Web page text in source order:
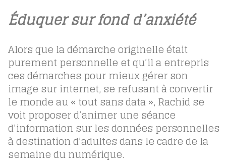
Éduquer sur fond d’anxiété
Alors que la démarche originelle était
purement personnelle et qu’il a entrepris
ces démarches pour mieux gérer son
image sur internet, se refusant à convertir
le monde au « tout sans data », Rachid se
voit proposer d’animer une séance
d’information sur les données personnelles
à destination d’adultes dans le cadre de la
semaine du numérique.